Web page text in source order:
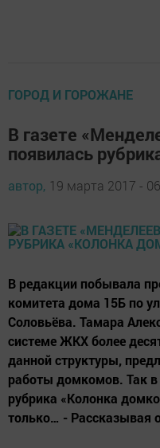
ГОРОД И ГОРОЖАНЕ
В газете
появилась
автор, 19 марта 2017 -
В редакции побывала
комитета дома 15Б по
Соловьёва. Тамара
системе ЖКХ более
данной структуры,
работы домкомов. Так в
рубрика «Колонка
только… - Рассказывая